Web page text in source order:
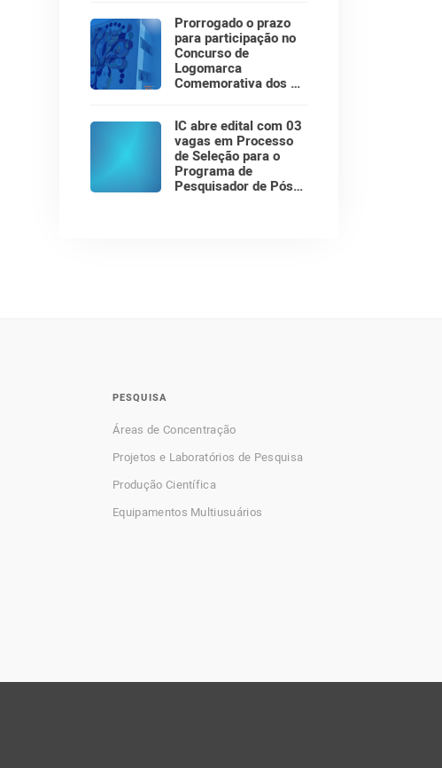
Prorrogado o prazo
para participação no
Concurso de
Logomarca
Comemorativa dos 30
IC abre edital com 03
vagas em Processo
de Seleção para o
Programa de
Pesquisador de Pós-
PESQUISA
Áreas de Concentração
Projetos e Laboratórios de Pesquisa
Produção Científica
Equipamentos Multiusuários